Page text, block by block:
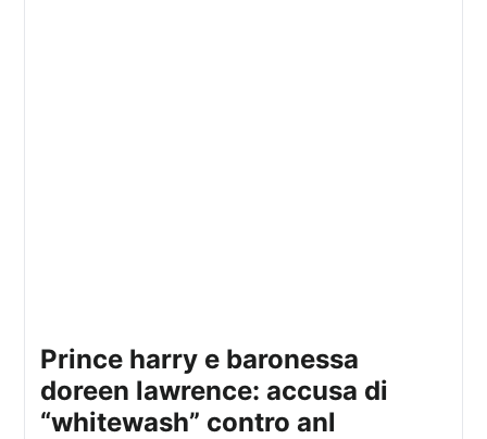
prince harry e baronessa
doreen lawrence: accusa di
“whitewash” contro anl